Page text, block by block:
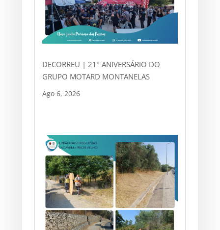
DECORREU | 21º ANIVERSÁRIO DO
GRUPO MOTARD MONTANELAS
Ago 6, 2026